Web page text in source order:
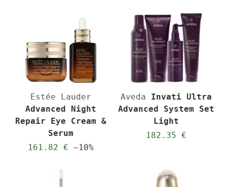
Estée Lauder
Advanced Night
Repair Eye Cream &
Serum
161.82 € −10%
Aveda Invati Ultra
Advanced System Set
Light
182.35 €